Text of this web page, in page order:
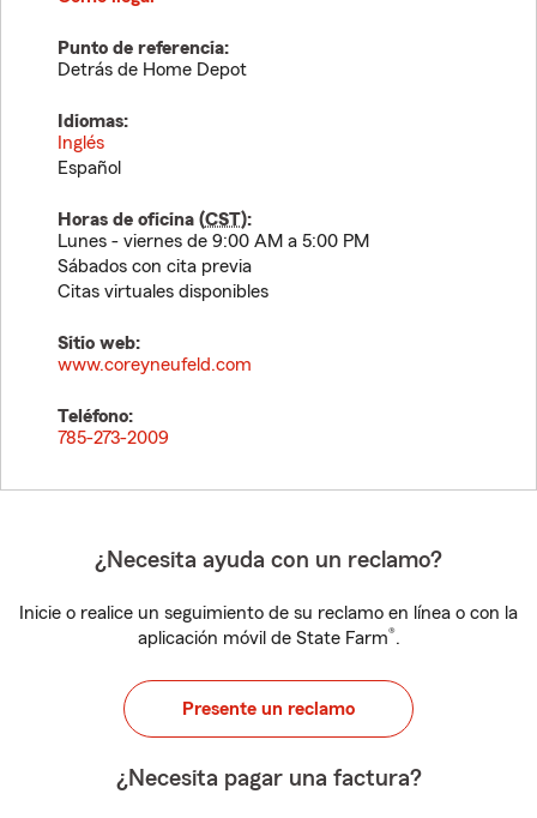
Punto de referencia:
Detrás de Home Depot
Idiomas:
Inglés
Español
Horas de oficina (CST):
Lunes - viernes de 9:00 AM a 5:00 PM
Sábados con cita previa
Citas virtuales disponibles
Sitio web:
www.coreyneufeld.com
Teléfono:
785-273-2009
¿Necesita ayuda con un reclamo?
Inicie o realice un seguimiento de su reclamo en línea o con la
aplicación móvil de State Farm®.
Presente un reclamo
¿Necesita pagar una factura?